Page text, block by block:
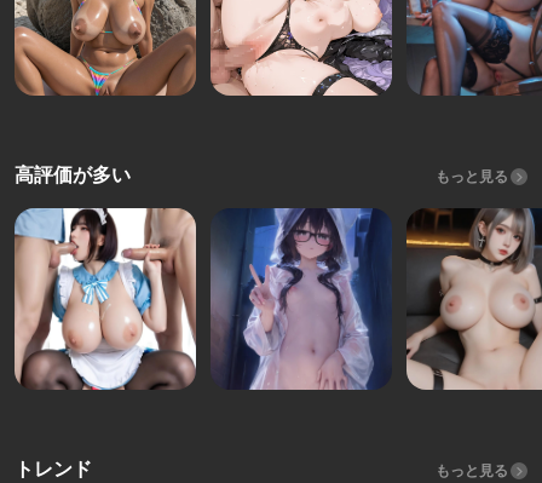
高評価が多い もっと見る
トレンド もっと見る